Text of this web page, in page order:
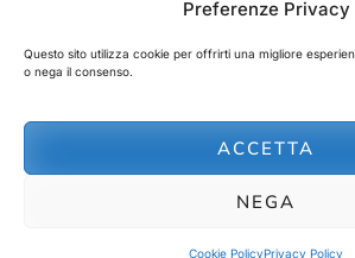
Preferenze Privacy
Questo sito utilizza cookie per offrirti una migliore
o nega il consenso.
ACCETTA
NEGA
Cookie PolicyPrivacy Policy
Link rapidi: